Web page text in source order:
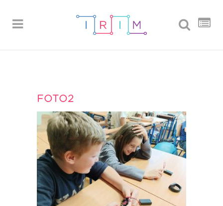
FOTO2